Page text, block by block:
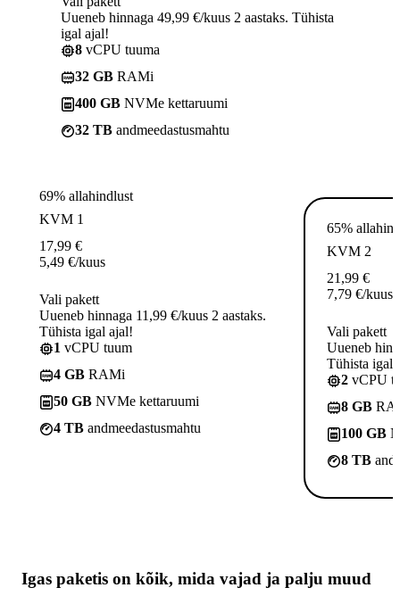
Uueneb hinnaga 49,99 €/kuus 2 aastaks. Tühista
igal ajal!
8 vCPU tuuma
32 GB RAMi
400 GB NVMe kettaruumi
32 TB andmeedastusmahtu
69% allahindlust
KVM 1
17,99 €
5,49 €/kuus
Vali pakett
Uueneb hinnaga 11,99 €/kuus 2 aastaks.
Tühista igal ajal!
1 vCPU tuum
4 GB RAMi
50 GB NVMe kettaruumi
4 TB andmeedastusmahtu
65%
KVM 2
21,99 €
7,79 €/kuus
Vali pakett
Uueneb
Tühista igal
2 vCPU
8 GB
100 GB
8 TB
Igas paketis on kõik, mida vajad ja palju muud